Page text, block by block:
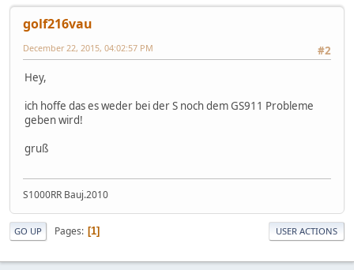
golf216vau
#2
December 22, 2015, 04:02:57 PM
Hey,
ich hoffe das es weder bei der S noch dem GS911 Probleme
geben wird!
gruß
S1000RR Bauj.2010
GO UP Pages 1 USER ACTIONS